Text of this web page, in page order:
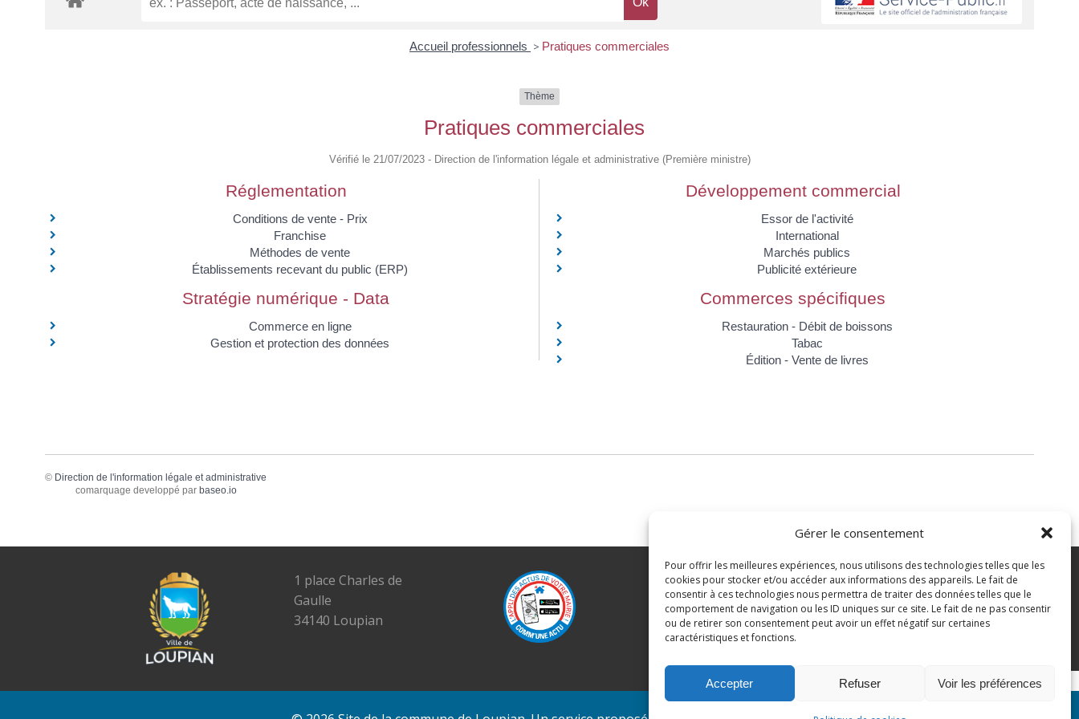
Gérer le consentement
Pour offrir les meilleures expériences, nous utilisons des technologies telles que les
cookies pour stocker et/ou accéder aux informations des appareils. Le fait de
consentir à ces technologies nous permettra de traiter des données telles que le
comportement de navigation ou les ID uniques sur ce site. Le fait de ne pas consentir
ou de retirer son consentement peut avoir un effet négatif sur certaines
caractéristiques et fonctions.
Accepter Refuser Voir les préférences
Accueil professionnels > Pratiques commerciales
Thème
Pratiques commerciales
Vérifié le 21/07/2023 - Direction de l'information légale et administrative (Première ministre)
Réglementation
Conditions de vente - Prix
Franchise
Méthodes de vente
Établissements recevant du public (ERP)
Développement commercial
Essor de l'activité
International
Marchés publics
Publicité extérieure
Stratégie numérique - Data
Commerce en ligne
Gestion et protection des données
Commerces spécifiques
Restauration - Débit de boissons
Tabac
Édition - Vente de livres
© Direction de l'information légale et administrative
comarquage developpé par baseo.io
1 place Charles de
Gaulle
34140 Loupian
Tél. : 04 67 43 82 07
E-mail :
mairie@loupian.fr
Mentions légales